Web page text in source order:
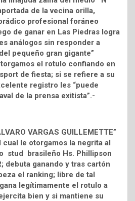
de la vecina orilla,
profesional foráneo
de ganar en Las Piedras logra
análogos sin responder a
pequeño gran gigante”
el rotulo confiando en
de fiesta; si se refiere a su
registro les “puede
de la prensa exitista”.-
VARGAS GUILLEMETTE”
cual le otorgamos la negrita al
stud brasileño Hs. Phillipson
debuta ganando y tras cartón
el ranking; libre de tal
legítimamente el rotulo a
bien y si mantiene su